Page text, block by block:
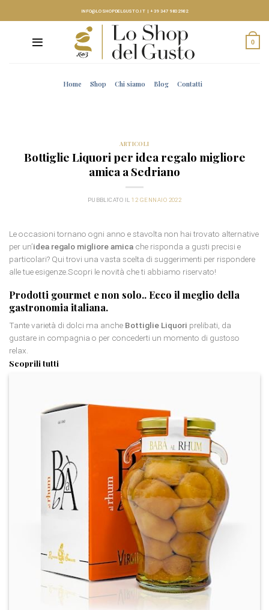
INFO@LOSHOPDELGUSTO.IT |+39 347 9802982
0
Home Shop Chi siamo Blog Contatti
ARTICOLI
Bottiglie Liquori per idea regalo migliore
amica a Sedriano
PUBBLICATO IL12 GENNAIO 2022
Le occasioni tornano ogni anno e stavolta non hai trovato alternative
per un’idea regalo migliore amica che risponda a gusti precisi e
particolari? Qui trovi una vasta scelta di suggerimenti per rispondere
alle tue esigenze.Scopri le novità che ti abbiamo riservato!
Prodotti gourmet e non solo.. Ecco il meglio della
gastronomia italiana.
Tante varietà di dolci ma anche Bottiglie Liquori prelibati, da
gustare in compagnia o per concederti un momento di gustoso
relax.
Scoprili tutti